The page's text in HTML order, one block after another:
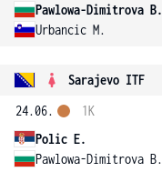
Pawlowa-Dimitrova B.
Urbancic M.
Sarajevo ITF
24.06.
Polic E.
Pawlowa-Dimitrova B.
1K